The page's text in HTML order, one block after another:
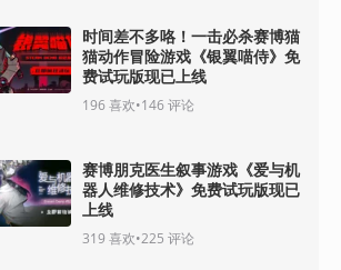
时间差不多咯！一击必杀赛博猫
猫动作冒险游戏《银翼喵侍》免
费试玩版现已上线
196喜欢•146评论
赛博朋克医生叙事游戏《爱与机
器人维修技术》免费试玩版现已
上线
319 喜欢•225 评论